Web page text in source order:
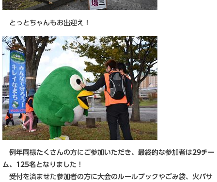
とっとちゃんもお出迎え！
例年同様たくさんの方にご参加いただき、最終的な参加者は29チー
ム、125名となりました！
受付を済ませた参加者の方に大会のルールブックやごみ袋、火バサ